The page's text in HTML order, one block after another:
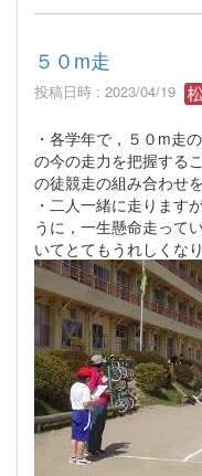
５０m走
投稿日時 : 2023/04/19
・各学年で，５０m走
の今の走力を把握する
の徒競走の組み合わせを
・二人一緒に走ります
うに，一生懸命走って
いてとてもうれしくなり